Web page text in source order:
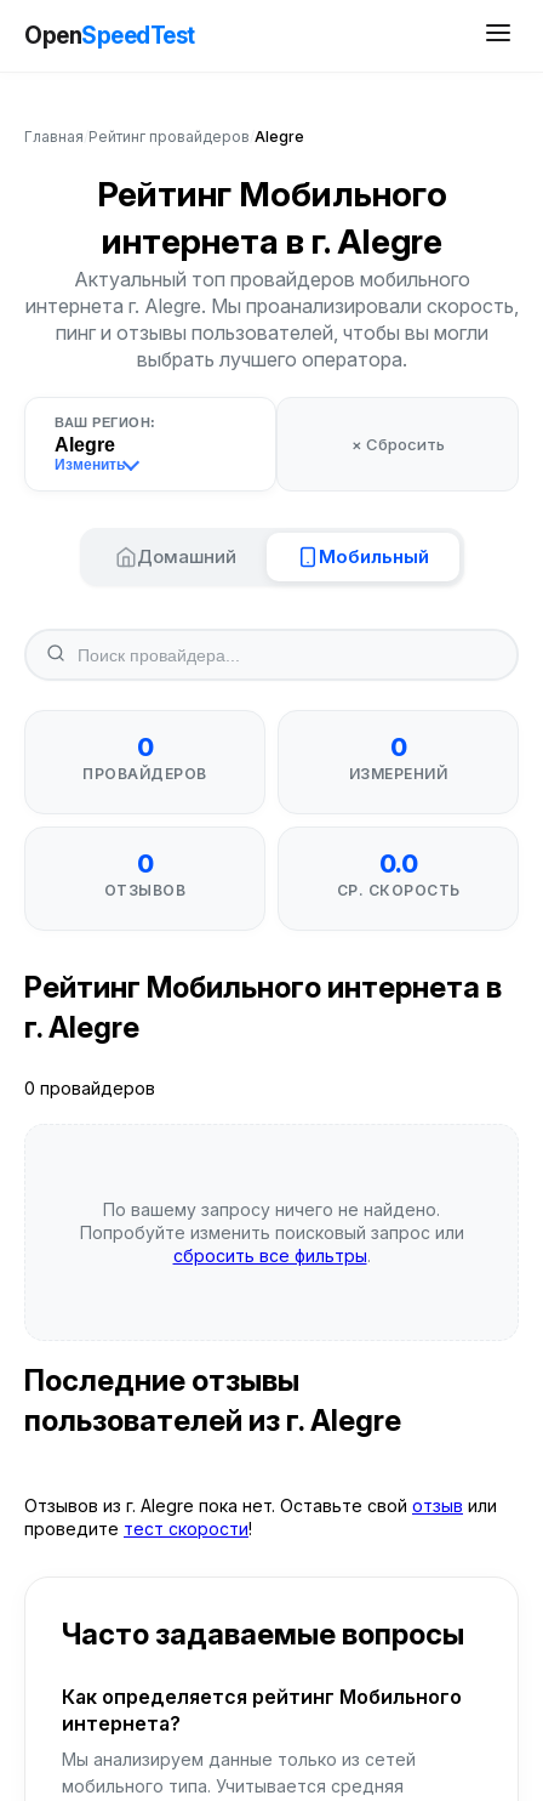
OpenSpeedTest
Главная Рейтинг провайдеров Alegre
Рейтинг Мобильного
интернета в г. Alegre
Актуальный топ провайдеров мобильного
интернета г. Alegre. Мы проанализировали скорость,
пинг и отзывы пользователей, чтобы вы могли
выбрать лучшего оператора.
ВАШ РЕГИОН:
Alegre
Изменить
× Сбросить
Домашний Мобильный
0
ПРОВАЙДЕРОВ
0
ИЗМЕРЕНИЙ
0
ОТЗЫВОВ
0.0
СР. СКОРОСТЬ
Рейтинг Мобильного интернета в
г. Alegre
0 провайдеров
По вашему запросу ничего не найдено.
Попробуйте изменить поисковый запрос или
сбросить все фильтры.
Последние отзывы
пользователей из г. Alegre
Отзывов из г. Alegre пока нет. Оставьте свой отзыв или
проведите тест скорости!
Часто задаваемые вопросы
Как определяется рейтинг Мобильного
интернета?
Мы анализируем данные только из сетей
мобильного типа. Учитывается средняя